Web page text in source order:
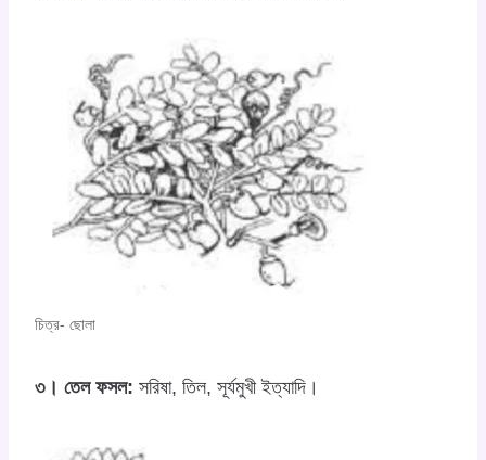
চিত্র- ছোলা
৩। তেল ফসল: সরিষা, তিল, সূর্যমুখী ইত্যাদি।